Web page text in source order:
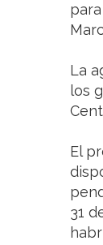
La
los
El
31